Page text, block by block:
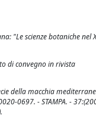
"Le scienze botaniche nel
di convegno in rivista
della macchia
0020-0697. - STAMPA. -